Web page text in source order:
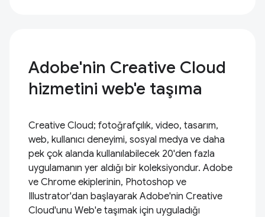
Adobe'nin Creative Cloud
hizmetini web'e taşıma
Creative Cloud; fotoğrafçılık, video, tasarım,
web, kullanıcı deneyimi, sosyal medya ve daha
pek çok alanda kullanılabilecek 20'den fazla
uygulamanın yer aldığı bir koleksiyondur. Adobe
ve Chrome ekiplerinin, Photoshop ve
Illustrator'dan başlayarak Adobe'nin Creative
Cloud'unu Web'e taşımak için uyguladığı